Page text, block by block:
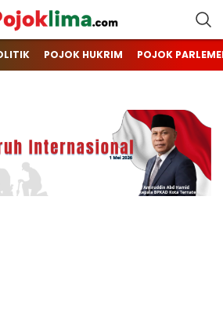
pojoklima.com
Mojokin
POJOK HUKRIM POJOK